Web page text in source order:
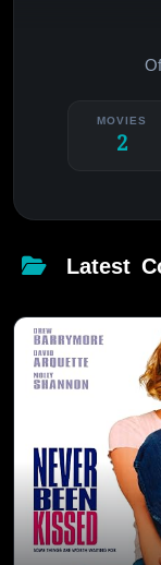
MOVIES
2
Latest